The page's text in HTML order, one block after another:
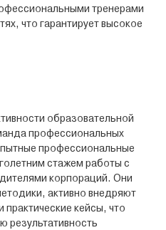
тренерами
что гарантирует высокое
образовательной
профессиональных
профессиональные
стажем работы с
корпораций. Они
активно внедряют
практические кейсы, что
результативность